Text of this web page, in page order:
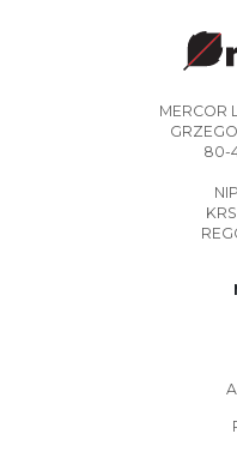
MERCOR
80-